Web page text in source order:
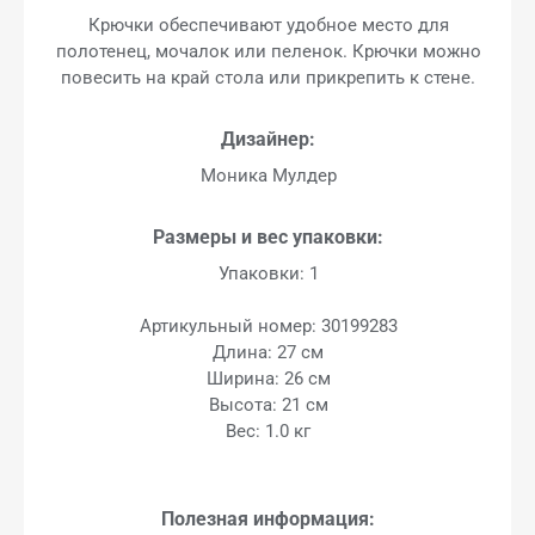
Крючки обеспечивают удобное место для
полотенец, мочалок или пеленок. Крючки можно
повесить на край стола или прикрепить к стене.
Дизайнер:
Моника Мулдер
Размеры и вес упаковки:
Упаковки: 1
Артикульный номер: 30199283
Длина: 27 см
Ширина: 26 см
Высота: 21 см
Вес: 1.0 кг
Полезная информация: